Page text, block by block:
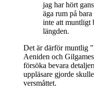
jag har hört
äga rum på
inte att muntligt
längden.
Det är därför muntlig
Aeniden och
försöka bevara
uppläsare gjorde
versmåttet.